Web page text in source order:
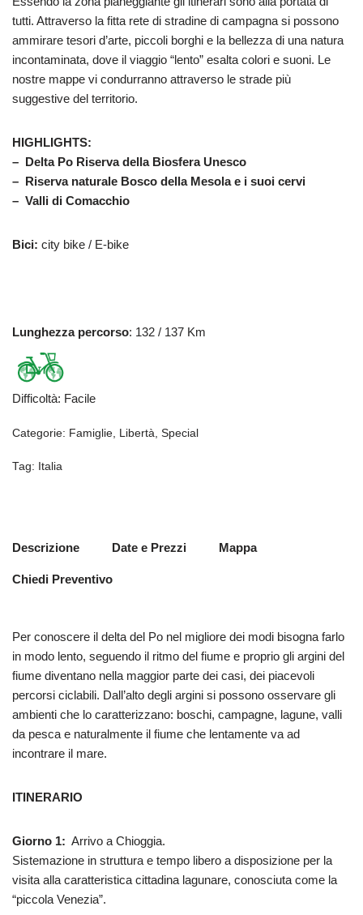
tutti. Attraverso la fitta rete di stradine di campagna si possono
ammirare tesori d’arte, piccoli borghi e la bellezza di una natura
incontaminata, dove il viaggio “lento” esalta colori e suoni. Le
nostre mappe vi condurranno attraverso le strade più
suggestive del territorio.
HIGHLIGHTS:
– Delta Po Riserva della Biosfera Unesco
– Riserva naturale Bosco della Mesola e i suoi cervi
– Valli di Comacchio
Bici: city bike / E-bike
Lunghezza percorso: 132 / 137 Km
Difficoltà: Facile
Categorie: Famiglie, Libertà, Special
Tag: Italia
Descrizione Date e Prezzi Mappa
Chiedi Preventivo
Per conoscere il delta del Po nel migliore dei modi bisogna farlo
in modo lento, seguendo il ritmo del fiume e proprio gli argini del
fiume diventano nella maggior parte dei casi, dei piacevoli
percorsi ciclabili. Dall’alto degli argini si possono osservare gli
ambienti che lo caratterizzano: boschi, campagne, lagune, valli
da pesca e naturalmente il fiume che lentamente va ad
incontrare il mare.
ITINERARIO
Giorno 1: Arrivo a Chioggia.
Sistemazione in struttura e tempo libero a disposizione per la
visita alla caratteristica cittadina lagunare, conosciuta come la
“piccola Venezia”.